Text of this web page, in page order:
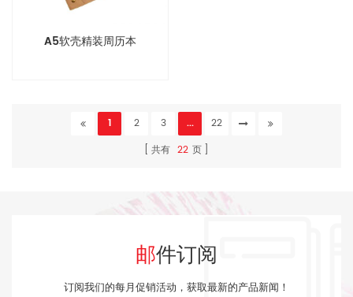
A5软壳精装周历本
1 2 3 ...
22
共有 22 页
邮件订阅
订阅我们的每月促销活动，获取最新的产品新闻！